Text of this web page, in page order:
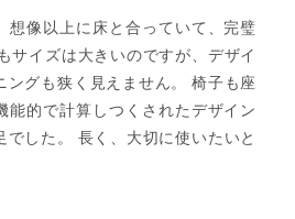
想像以上に床と合っていて、完璧
サイズは大きいのですが、デザイ
ングも狭く見えません。 椅子も座
能的で計算しつくされたデザイン
した。 長く、大切に使いたいと